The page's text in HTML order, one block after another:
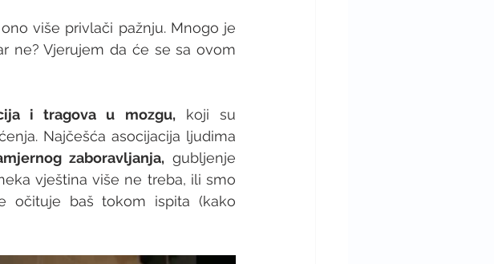
više privlači pažnju. Mnogo je
ne? Vjerujem da će se sa ovom
i tragova u mozgu, koji su
Najčešća asocijacija ljudima
zaboravljanja, gubljenje
vještina više ne treba, ili smo
očituje baš tokom ispita (kako